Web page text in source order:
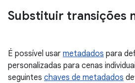
Substituir transições
É possível usar metadados para
personalizadas para cenas
seguintes chaves de metadados